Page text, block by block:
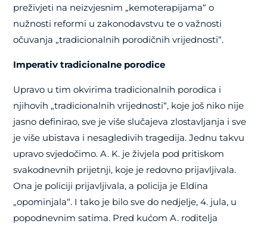
preživjeti na neizvjesnim „kemoterapijama“ o
nužnosti reformi u zakonodavstvu te o važnosti
očuvanja „tradicionalnih porodičnih vrijednosti“.
Imperativ tradicionalne porodice
Upravo u tim okvirima tradicionalnih porodica i
njihovih „tradicionalnih vrijednosti“, koje još niko nije
jasno definirao, sve je više slučajeva zlostavljanja i sve
je više ubistava i nesagledivih tragedija. Jednu takvu
upravo svjedočimo. A. K. je živjela pod pritiskom
svakodnevnih prijetnji, koje je redovno prijavljivala.
Ona je policiji prijavljivala, a policija je Eldina
„opominjala“. I tako je bilo sve do nedjelje, 4. jula, u
popodnevnim satima. Pred kućom A. roditelja